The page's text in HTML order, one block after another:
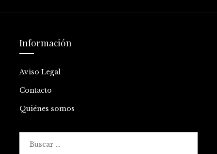
Información
Aviso Legal
Contacto
Quiénes somos